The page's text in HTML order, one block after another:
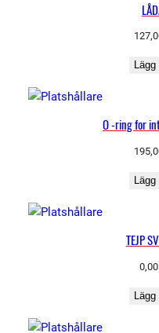
O -ring for
TEJP
0,00